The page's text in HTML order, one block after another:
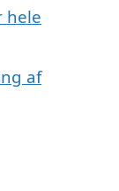
hele
af